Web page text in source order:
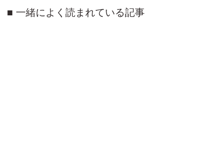
一緒によく読まれている記事